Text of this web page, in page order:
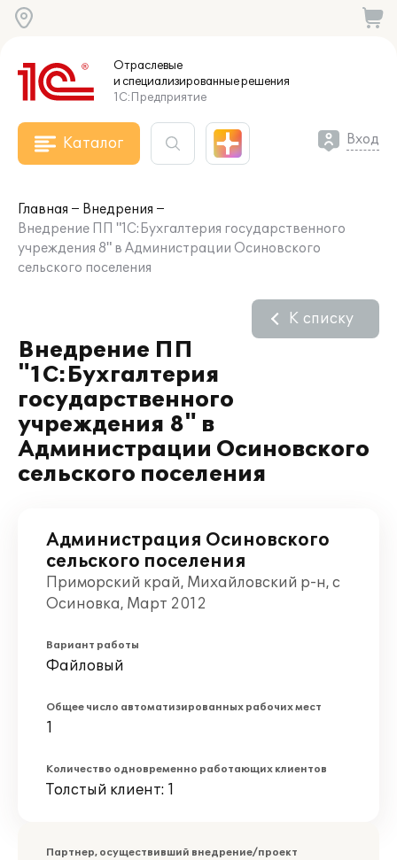
Отраслевые
и специализированныерешения
1С:Предприятие
Каталог Вход
Главная
Внедрения
Внедрение ПП "1С:Бухгалтерия государственного
учреждения 8" в Администрации Осиновского
сельского поселения
Внедрение ПП
"1С:Бухгалтерия
государственного
учреждения 8" в
Администрации Осиновского
сельского поселения
К списку
Администрация Осиновского
сельского поселения
Приморский край, Михайловский р-н, с
Осиновка, Март 2012
Вариант работы
Файловый
Общее число автоматизированных рабочих мест
1
Количество одновременно работающих клиентов
Толстый клиент: 1
Партнер, осуществивший внедрение/проект